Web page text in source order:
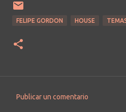
FELIPE GORDON HOUSE
Publicar un comentario